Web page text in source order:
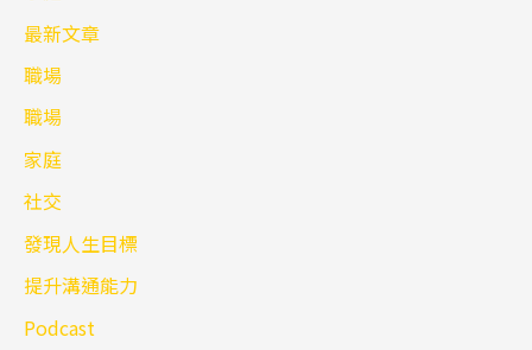
最新文章
職場
職場
家庭
社交
發現人生目標
提升溝通能力
Podcast